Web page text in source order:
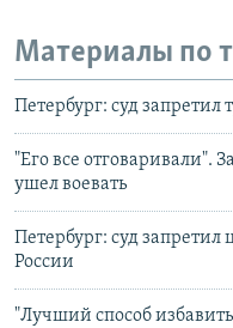
Материалы по
Петербург: суд
"Его все отговаривали".
ушел воевать
Петербург: суд
России
"Лучший способ